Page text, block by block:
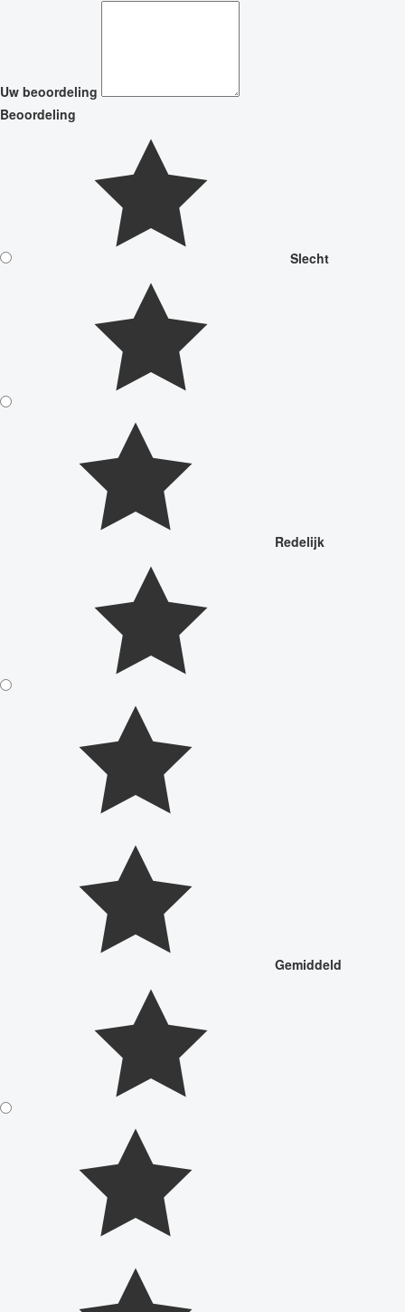
Uw beoordeling
Beoordeling
Slecht
Redelijk
Gemiddeld